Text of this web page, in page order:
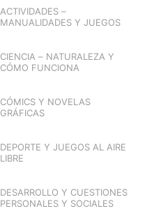
ACTIVIDADES –
MANUALIDADES Y JUEGOS
CIENCIA – NATURALEZA Y
CÓMO FUNCIONA
CÓMICS Y NOVELAS
GRÁFICAS
DEPORTE Y JUEGOS AL AIRE
LIBRE
DESARROLLO Y CUESTIONES
PERSONALES Y SOCIALES